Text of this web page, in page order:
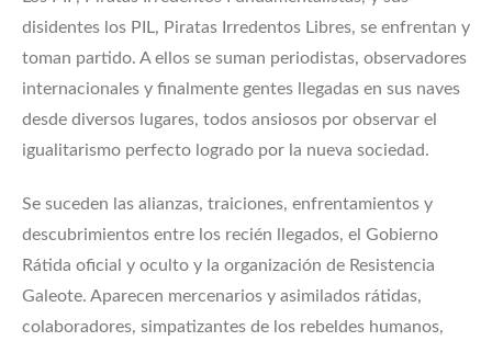
disidentes los PIL, Piratas Irredentos Libres, se enfrentan y
toman partido. A ellos se suman periodistas, observadores
internacionales y finalmente gentes llegadas en sus naves
desde diversos lugares, todos ansiosos por observar el
igualitarismo perfecto logrado por la nueva sociedad.
Se suceden las alianzas, traiciones, enfrentamientos y
descubrimientos entre los recién llegados, el Gobierno
Rátida oficial y oculto y la organización de Resistencia
Galeote. Aparecen mercenarios y asimilados rátidas,
colaboradores, simpatizantes de los rebeldes humanos,